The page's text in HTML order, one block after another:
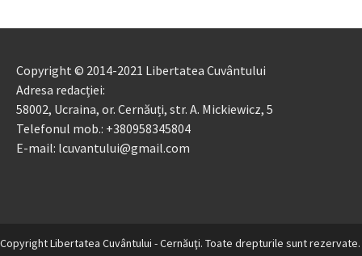
Copyright © 2014-2021 Libertatea Cuvântului
Adresa redacției:
58002, Ucraina, or. Cernăuți, str. A. Mickiewicz, 5
Telefonul mob.: +380958345804
E-mail: lcuvantului@gmail.com
Copyright Libertatea Cuvântului - Cernăuţi. Toate drepturile sunt rezervate.